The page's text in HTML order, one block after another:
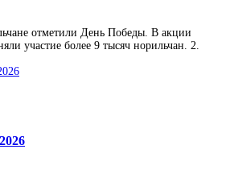
отметили День Победы. В акции
участие более 9 тысяч норильчан. 2.